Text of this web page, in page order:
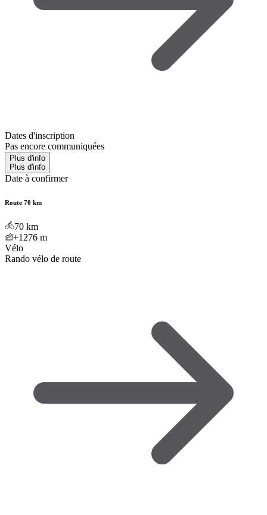
Dates d'inscription
Pas encore communiquées
Plus d'info
Plus d'info
Date à confirmer
Route 70 km
70 km
+1276 m
Vélo
Rando vélo de route